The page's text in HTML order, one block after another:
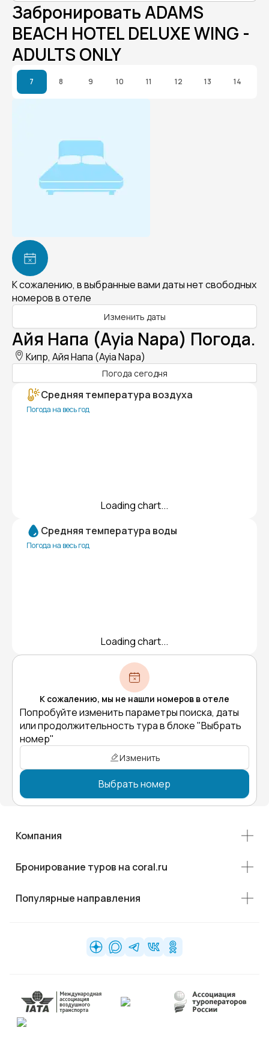
Забронировать ADAMS
BEACH HOTEL DELUXE WING -
ADULTS ONLY
7 8 9 10 11 12 13 14
К сожалению, в выбранные вами даты нет свободных
номеров в отеле
Изменить даты
Айя Напа (Ayia Napa) Погода.
Кипр, Айя Напа (Ayia Napa)
Погода сегодня
Средняя температура воздуха
Погода на весь год
Loading chart...
Средняя температура воды
Погода на весь год
Loading chart...
К сожалению, мы не нашли номеров в отеле
Попробуйте изменить параметры поиска, даты
или продолжительность тура в блоке "Выбрать
номер"
Изменить
Выбрать номер
Компания
Бронирование туров на coral.ru
Популярные направления